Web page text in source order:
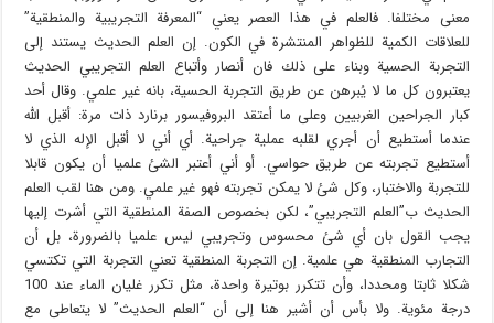
معنى مختلفا. فالعلم في هذا العصر يعني “المعرفة التجريبية والمنطقية”
للعلاقات الكمية للظواهر المنتشرة في الكون. إن العلم الحديث يستند إلى
التجربة الحسية وبناء على ذلك فان أنصار وأتباع العلم التجريبي الحديث
يعتبرون كل ما لا يُبرهن عن طريق التجربة الحسية، بانه غير علمي. وقال أحد
كبار الجراحين الغربيين وعلى ما أعتقد البروفيسور برنارد ذات مرة: أقبل الله
عندما أستطيع أن أجري لقلبه عملية جراحية. أي أني لا أقبل الإله الذي لا
أستطيع تجربته عن طريق حواسي. أو أني أعتبر الشئ علميا أن يكون قابلا
للتجربة والاختبار، وكل شئ لا يمكن تجربته فهو غير علمي. ومن هنا لقب العلم
الحديث ب”العلم التجريبي”، لكن بخصوص الصفة المنطقية التي أشرت إليها
يجب القول بان أي شئ محسوس وتجريبي ليس علميا بالضرورة، بل أن
التجارب المنطقية هي علمية. إن التجربة المنطقية تعني التجربة التي تكتسي
شكلا ثابتا ومحددا، وأن تتكرر بوتيرة واحدة، مثل تكرر غليان الماء عند 100
درجة مئوية. ولا بأس أن أشير هنا إلى أن “العلم الحديث” لا يتعاطى مع